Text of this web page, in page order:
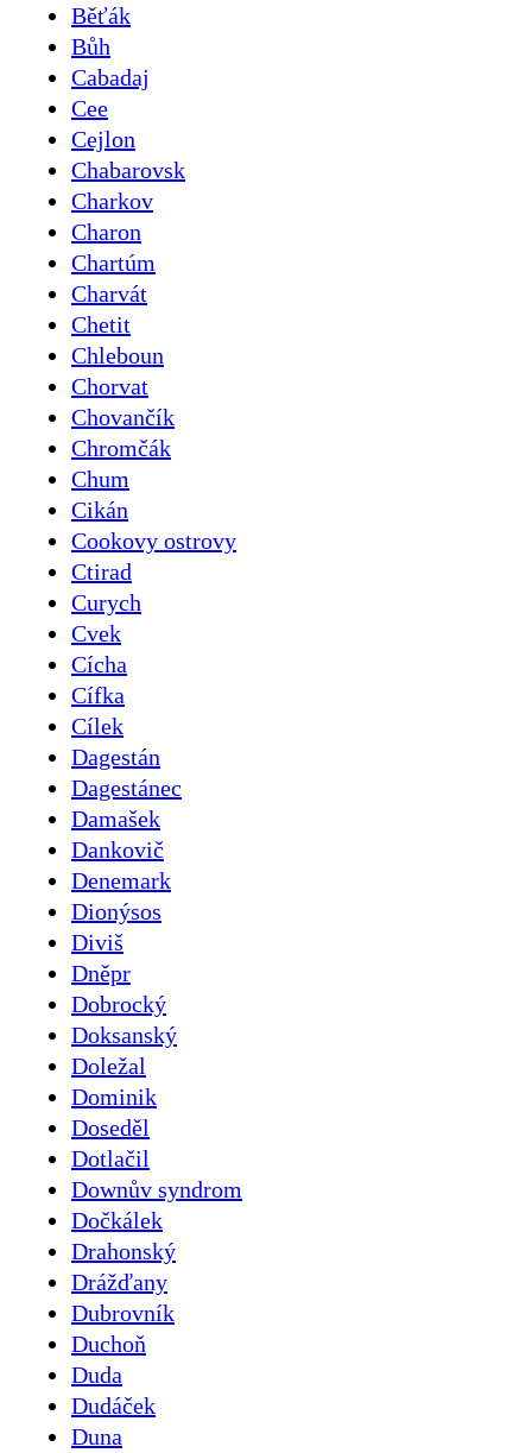
Běťák
Bůh
Cabadaj
Cee
Cejlon
Chabarovsk
Charkov
Charon
Chartúm
Charvát
Chetit
Chleboun
Chorvat
Chovančík
Chromčák
Chum
Cikán
Cookovy ostrovy
Ctirad
Curych
Cvek
Cícha
Cífka
Cílek
Dagestán
Dagestánec
Damašek
Dankovič
Denemark
Dionýsos
Diviš
Dněpr
Dobrocký
Doksanský
Doležal
Dominik
Doseděl
Dotlačil
Downův syndrom
Dočkálek
Drahonský
Drážďany
Dubrovník
Duchoň
Duda
Dudáček
Duna